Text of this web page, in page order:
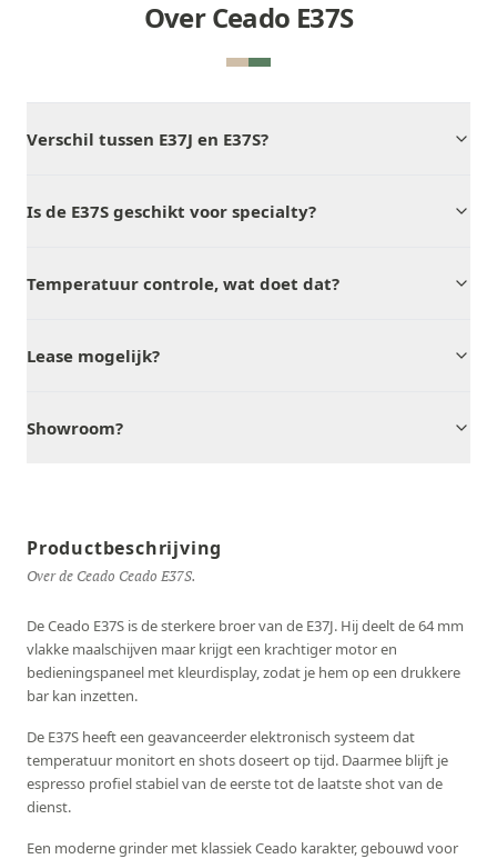
Over Ceado E37S
Verschil tussen E37J en E37S?
Is de E37S geschikt voor specialty?
Temperatuur controle, wat doet dat?
Lease mogelijk?
Showroom?
Productbeschrijving
Over de Ceado Ceado E37S.
De Ceado E37S is de sterkere broer van de E37J. Hij deelt de 64 mm
vlakke maalschijven maar krijgt een krachtiger motor en
bedieningspaneel met kleurdisplay, zodat je hem op een drukkere
bar kan inzetten.
De E37S heeft een geavanceerder elektronisch systeem dat
temperatuur monitort en shots doseert op tijd. Daarmee blijft je
espresso profiel stabiel van de eerste tot de laatste shot van de
dienst.
Een moderne grinder met klassiek Ceado karakter, gebouwd voor